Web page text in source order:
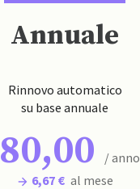
Annuale
Rinnovo automatico
su base annuale
80,00
/ anno
6,67 € al mese